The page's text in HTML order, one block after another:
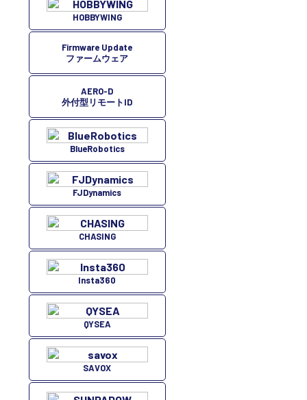
HOBBYWING
Firmware Update
ファームウェア
AERO-D
外付型リモートID
BlueRobotics
FJDynamics
CHASING
Insta360
QYSEA
SAVOX